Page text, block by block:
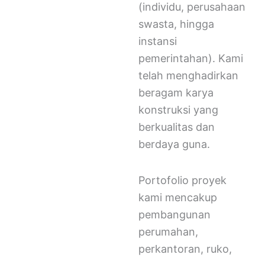
(individu, perusahaan
swasta, hingga
instansi
pemerintahan). Kami
telah menghadirkan
beragam karya
konstruksi yang
berkualitas dan
berdaya guna.
Portofolio proyek
kami mencakup
pembangunan
perumahan,
perkantoran, ruko,